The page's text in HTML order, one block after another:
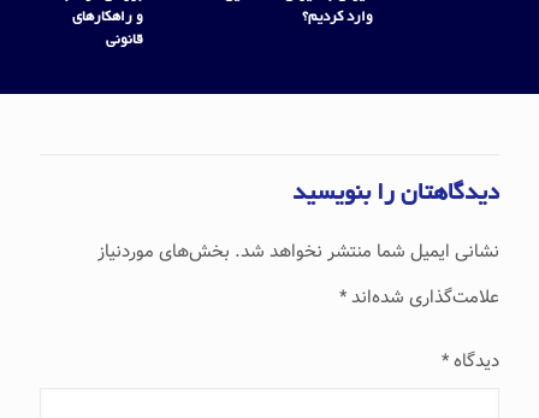
و راهکارهای
قانونی
وارد کردیم؟
دیدگاهتان را بنویسید
نشانی ایمیل شما منتشر نخواهد شد. بخش‌های موردنیاز
علامت‌گذاری شده‌اند*
دیدگاه*